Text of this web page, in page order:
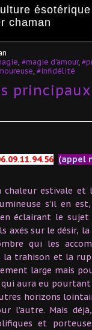
chaman
#magie d'amour,
#infidélité
(appel
estivale et
s’il en est,
en éclairant le
axés sur le désir,
qui les
trahison et la
large mais
aura eu
horizons
l’autre. Mais
et